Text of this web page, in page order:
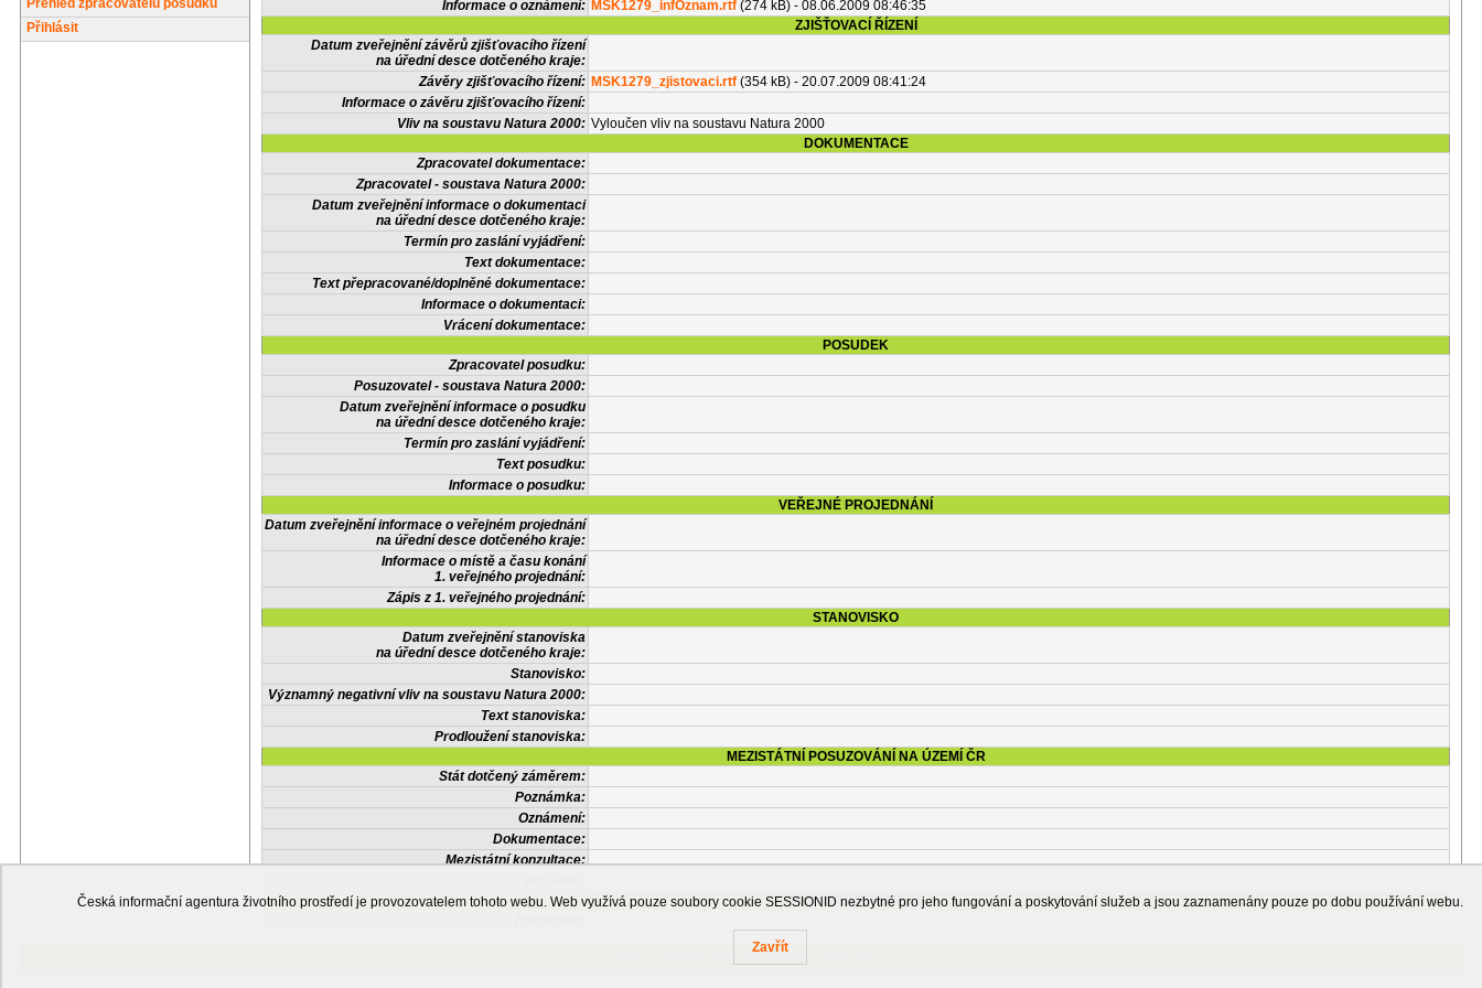
Přehled zpracovatelů posudků
Přihlásit
Informace o oznámení: MSK1279_infOznam.rtf (274 kB) - 08.06.2009 08:46:35
ZJIŠŤOVACÍ ŘÍZENÍ
Datum zveřejnění závěrů zjišťovacího řízení
na úřední desce dotčeného kraje:
Závěry zjišťovacího řízení: MSK1279_zjistovaci.rtf (354 kB) - 20.07.2009 08:41:24
Informace o závěru zjišťovacího řízení:
Vliv na soustavu Natura 2000: Vyloučen vliv na soustavu Natura 2000
DOKUMENTACE
Zpracovatel dokumentace:
Zpracovatel - soustava Natura 2000:
Datum zveřejnění informace o dokumentaci
na úřední desce dotčeného kraje:
Termín pro zaslání vyjádření:
Text dokumentace:
Text přepracované/doplněné dokumentace:
Informace o dokumentaci:
Vrácení dokumentace:
POSUDEK
Zpracovatel posudku:
Posuzovatel - soustava Natura 2000:
Datum zveřejnění informace o posudku
na úřední desce dotčeného kraje:
Termín pro zaslání vyjádření:
Text posudku:
Informace o posudku:
VEŘEJNÉ PROJEDNÁNÍ
Datum zveřejnění informace o veřejném projednání
na úřední desce dotčeného kraje:
Informace o místě a času konání
1. veřejného projednání:
Zápis z 1. veřejného projednání:
STANOVISKO
Datum zveřejnění stanoviska
na úřední desce dotčeného kraje:
Stanovisko:
Významný negativní vliv na soustavu Natura 2000:
Text stanoviska:
Prodloužení stanoviska:
MEZISTÁTNÍ POSUZOVÁNÍ NA ÚZEMÍ ČR
Stát dotčený záměrem:
Poznámka:
Oznámení:
Dokumentace:
Mezistátní konzultace:
OSTATNÍ INFORMACE
Česká informační agentura životního prostředí
Česká informační agentura životního prostředí je provozovatelem tohoto webu. Web využívá pouze soubory cookie SESSIONID nezbytné pro jeho fungování a poskytování služeb a jsou zaznamenány pouze po dobu používání webu.
Zavřít